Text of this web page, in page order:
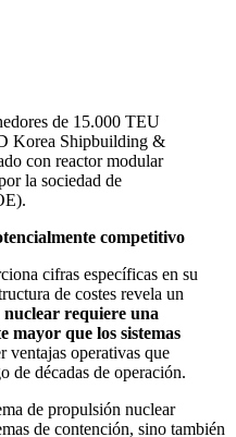
de 15.000 TEU
Korea Shipbuilding &
con reactor modular
la sociedad de
competitivo
cifras específicas en su
de costes revela un
requiere una
mayor que los sistemas
ventajas operativas que
de décadas de operación.
de propulsión nuclear
de contención, sino también